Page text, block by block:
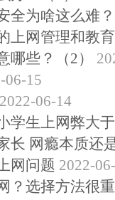
全为啥这么难？
上网管理和教
些？（2）
06-15
2022-06-14
学生上网弊大
长 网瘾本质还
网问题 2022-
？选择方法很